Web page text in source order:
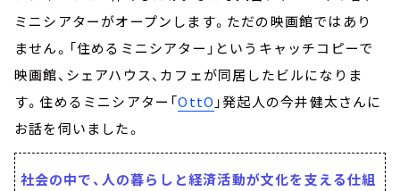
ミニシアターがオープンします。ただの映画館ではあり
ません。「住めるミニシアター」というキャッチコピーで
映画館、シェアハウス、カフェが同居したビルになりま
す。住めるミニシアター「OttO 」発起人の今井健太さんに
お話を伺いました。
社会の中で、人の暮らしと経済活動が文化を支える仕組